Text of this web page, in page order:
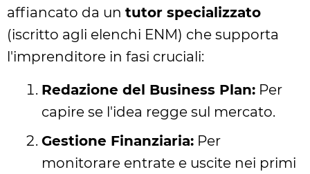
affiancato da un tutor specializzato
(iscritto agli elenchi ENM) che supporta
l'imprenditore in fasi cruciali:
Redazione del Business Plan: Per
capire se l'idea regge sul mercato.
Gestione Finanziaria: Per
monitorare entrate e uscite nei primi